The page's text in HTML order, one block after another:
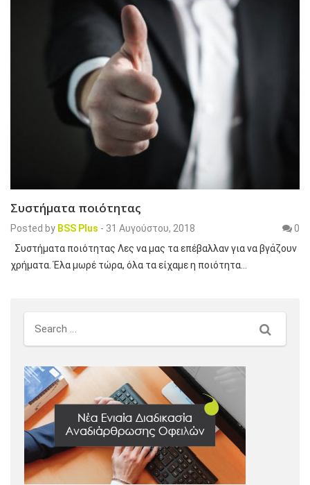
Συστήματα ποιότητας
Posted by BSS Plus - 31 Αυγούστου, 2018
0
Συστήματα ποιότητας Λες να μας τα επέβαλλαν για να βγάζουν
χρήματα. Έλα μωρέ τώρα, όλα τα είχαμε η ποιότητα…
Search